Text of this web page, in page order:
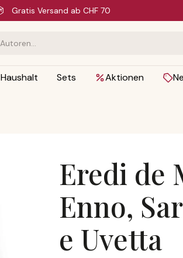
Schnelle Lieferung
Haushalt Sets Aktionen
Eredi de
Enno,
e Uvetta